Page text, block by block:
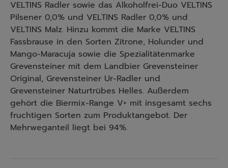
VELTINS Radler sowie das Alkoholfrei-Duo VELTINS
Pilsener 0,0% und VELTINS Radler 0,0% und
VELTINS Malz. Hinzu kommt die Marke VELTINS
Fassbrause in den Sorten Zitrone, Holunder und
Mango-Maracuja sowie die Spezialitätenmarke
Grevensteiner mit dem Landbier Grevensteiner
Original, Grevensteiner Ur-Radler und
Grevensteiner Naturtrübes Helles. Außerdem
gehört die Biermix-Range V+ mit insgesamt sechs
fruchtigen Sorten zum Produktangebot. Der
Mehrweganteil liegt bei 94%.